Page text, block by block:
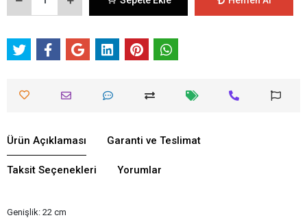
Ürün Açıklaması Garanti ve Teslimat
Taksit Seçenekleri Yorumlar
Genişlik: 22 cm